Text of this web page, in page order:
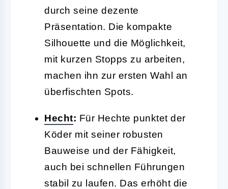
durch seine dezente
Präsentation. Die kompakte
Silhouette und die Möglichkeit,
mit kurzen Stopps zu arbeiten,
machen ihn zur ersten Wahl an
überfischten Spots.
Hecht: Für Hechte punktet der
Köder mit seiner robusten
Bauweise und der Fähigkeit,
auch bei schnellen Führungen
stabil zu laufen. Das erhöht die